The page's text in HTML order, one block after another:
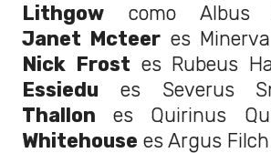
Lithgow como Albus
Janet Mcteer es
Nick Frost es Rubeus
Essiedu es Severus
Thallon es Quirinus
Whitehouse es Argus